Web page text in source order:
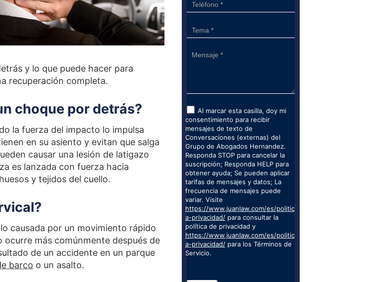
y lo que puede hacer para
recuperación completa.
choque por detrás?
la fuerza del impacto lo impulsa
en su asiento y evitan que salga
causar una lesión de latigazo
es lanzada con fuerza hacia
y tejidos del cuello.
causada por un movimiento rápido
más comúnmente después de
de un accidente en un parque
barco o un asalto.
Al marcar esta casilla, doy mi
consentimiento para recibir
mensajes de texto de
Conversaciones (externas) del
Grupo de Abogados Hernandez.
Responda STOP para cancelar la
suscripción; Responda HELP para
obtener ayuda; Se pueden aplicar
tarifas de mensajes y datos; La
frecuencia de mensajes puede
variar. Visite
https://www.juanlaw.com/es/politic
a-privacidad/para consultar la
política de privacidad y
https://www.juanlaw.com/es/politic
a-privacidad/para los Términos de
Servicio.